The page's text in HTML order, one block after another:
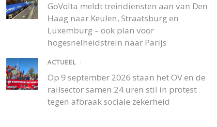
GoVolta meldt treindiensten aan van Den
Haag naar Keulen, Straatsburg en
Luxemburg – ook plan voor
hogesnelheidstrein naar Parijs
ACTUEEL /
Op 9 september 2026 staan het OV en de
railsector samen 24 uren stil in protest
tegen afbraak sociale zekerheid